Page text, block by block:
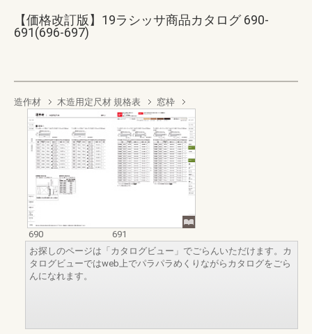
【価格改訂版】19ラシッサ商品カタログ 690-
691(696-697)
造作材 木造用定尺材 規格表 窓枠
690
691
お探しのページは「カタログビュー」でごらんいただけます。カ
タログビューではweb上でパラパラめくりながらカタログをごら
んになれます。